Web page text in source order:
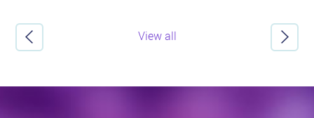
View all